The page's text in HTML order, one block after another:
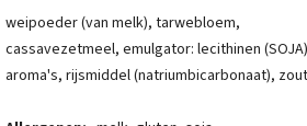
weipoeder (van melk), tarwebloem,
cassavezetmeel, emulgator: lecithinen
aroma's, rijsmiddel (natriumbicarbonaat),